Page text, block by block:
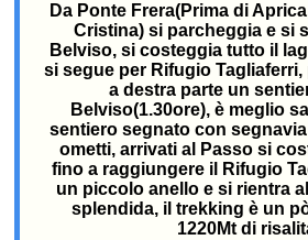
Da Ponte Frera(Prima di
Cristina) si parcheggia e si
Belviso, si costeggia tutto il
si segue per Rifugio
a destra parte un
Belviso(1.30ore), è meglio
sentiero segnato con
ometti, arrivati al Passo si
fino a raggiungere il Rifugio
un piccolo anello e si rientra
splendida, il trekking è un
1220Mt di